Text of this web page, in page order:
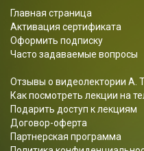
Главная страница
Активация сертификата
Оформить подписку
Часто задаваемые вопросы
Отзывы о видеолектории А.
Как посмотреть лекции на
Подарить доступ к лекциям
Договор-оферта
Партнерская программа